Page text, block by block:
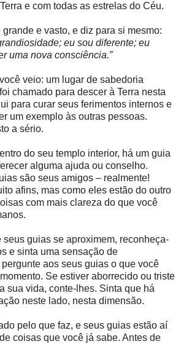
e com todas as estrelas do Céu.
e vasto, e diz para si mesmo:
eu sou diferente; eu
uma nova consciência.”
veio: um lugar de sabedoria
chamado para descer à Terra nesta
para curar seus ferimentos internos e
um exemplo às outras pessoas.
a sério.
do seu templo interior, há um guia
alguma ajuda ou conselho.
são seus amigos – realmente!
afins, mas como eles estão do outro
com mais clareza do que você
seus guias se aproximem, reconheça-
e sinta uma sensação de
aos seus guias o que você
Se estiver aborrecido ou triste
sua vida, conte-lhes. Sinta que há
neste lado, nesta dimensão.
pelo que faz, e seus guias estão aí
coisas que você já sabe. Antes de